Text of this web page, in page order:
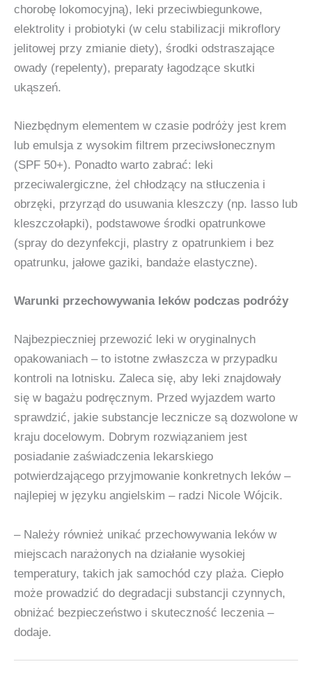
chorobę lokomocyjną), leki przeciwbiegunkowe,
elektrolity i probiotyki (w celu stabilizacji mikroflory
jelitowej przy zmianie diety), środki odstraszające
owady (repelenty), preparaty łagodzące skutki
ukąszeń.
Niezbędnym elementem w czasie podróży jest krem
lub emulsja z wysokim filtrem przeciwsłonecznym
(SPF 50+). Ponadto warto zabrać: leki
przeciwalergiczne, żel chłodzący na stłuczenia i
obrzęki, przyrząd do usuwania kleszczy (np. lasso lub
kleszczołapki), podstawowe środki opatrunkowe
(spray do dezynfekcji, plastry z opatrunkiem i bez
opatrunku, jałowe gaziki, bandaże elastyczne).
Warunki przechowywania leków podczas podróży
Najbezpieczniej przewozić leki w oryginalnych
opakowaniach – to istotne zwłaszcza w przypadku
kontroli na lotnisku. Zaleca się, aby leki znajdowały
się w bagażu podręcznym. Przed wyjazdem warto
sprawdzić, jakie substancje lecznicze są dozwolone w
kraju docelowym. Dobrym rozwiązaniem jest
posiadanie zaświadczenia lekarskiego
potwierdzającego przyjmowanie konkretnych leków –
najlepiej w języku angielskim – radzi Nicole Wójcik.
– Należy również unikać przechowywania leków w
miejscach narażonych na działanie wysokiej
temperatury, takich jak samochód czy plaża. Ciepło
może prowadzić do degradacji substancji czynnych,
obniżać bezpieczeństwo i skuteczność leczenia –
dodaje.